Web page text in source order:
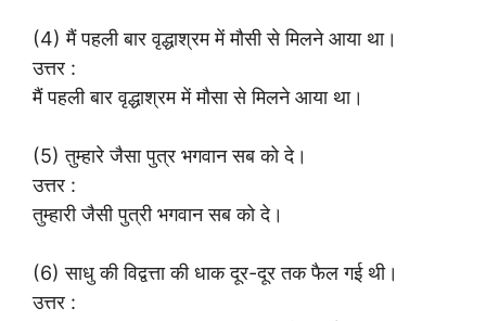
(4) मैं पहली बार वृद्धाश्रम में मौसी से मिलने आया था।
उत्तर :
मैं पहली बार वृद्धाश्रम में मौसा से मिलने आया था।
(5) तुम्हारे जैसा पुत्र भगवान सब को दे।
उत्तर :
तुम्हारी जैसी पुत्री भगवान सब को दे।
(6) साधु की विद्वत्ता की धाक दूर-दूर तक फैल गई थी।
उत्तर :